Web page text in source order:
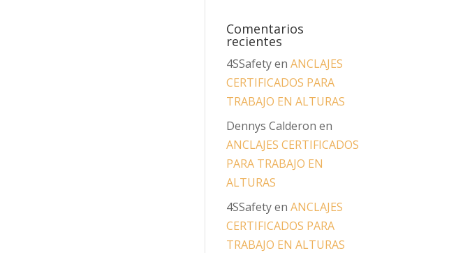
Comentarios
recientes
4SSafetyenANCLAJES
CERTIFICADOS PARA
TRABAJO EN ALTURAS
Dennys Calderon en
ANCLAJES CERTIFICADOS
PARA TRABAJO EN
ALTURAS
4SSafetyenANCLAJES
CERTIFICADOS PARA
TRABAJO EN ALTURAS